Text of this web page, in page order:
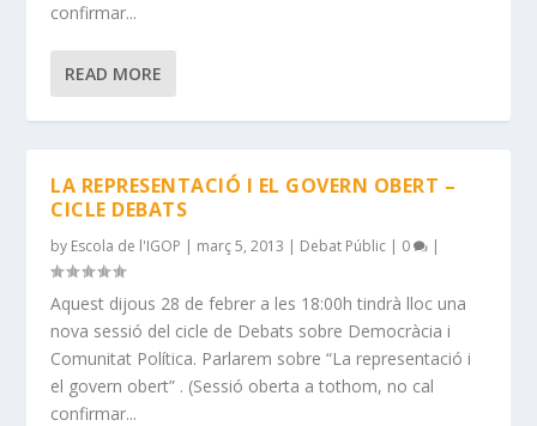
confirmar...
READ MORE
LA REPRESENTACIÓ I EL GOVERN OBERT –
CICLE DEBATS
by Escola de l'IGOP | març 5, 2013 | Debat Públic | 0 |
Aquest dijous 28 de febrer a les 18:00h tindrà lloc una
nova sessió del cicle de Debats sobre Democràcia i
Comunitat Política. Parlarem sobre “La representació i
el govern obert” . (Sessió oberta a tothom, no cal
confirmar...